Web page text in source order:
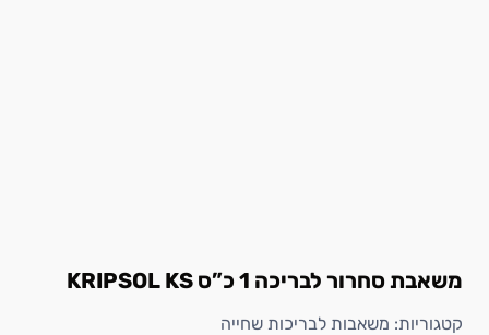
משאבת סחרור לבריכה 1 כ”ס KRIPSOL KS
קטגוריות: משאבות לבריכות שחייה